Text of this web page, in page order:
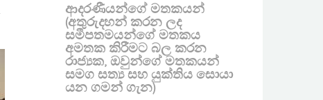
ආදරණීයන්ගේ මතකයන්
(අතුරුදහන් කරන ලද
සමීපතමයන්ගේ මතකය
අමතක කිරීමට බල කරන
රාජ්‍යක, ඔවුන්ගේ මතකයන්
සමග සත්‍ය සහ යුක්තිය සොයා
යන ගමන් ගැන)